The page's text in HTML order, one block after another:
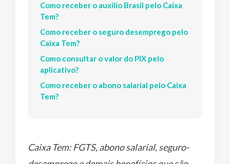
Como receber o auxílio Brasil pelo Caixa
Tem?
Como receber o seguro desemprego pelo
Caixa Tem?
Como consultar o valor do PIX pelo
aplicativo?
Como receber o abono salarial pelo Caixa
Tem?
Caixa Tem: FGTS, abono salarial, seguro-